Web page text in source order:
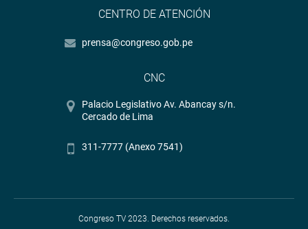
CENTRO DE ATENCIÓN
prensa@congreso.gob.pe
CNC
Palacio Legislativo Av. Abancay s/n.
Cercado de Lima
311-7777 (Anexo 7541)
Congreso TV 2023. Derechos reservados.